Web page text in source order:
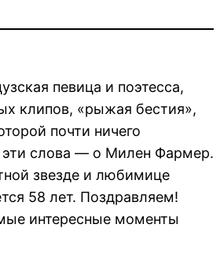
певица и поэтесса,
клипов, «рыжая бестия»,
почти ничего
эти слова — о Милен Фармер.
звезде и любимице
58 лет. Поздравляем!
интересные моменты